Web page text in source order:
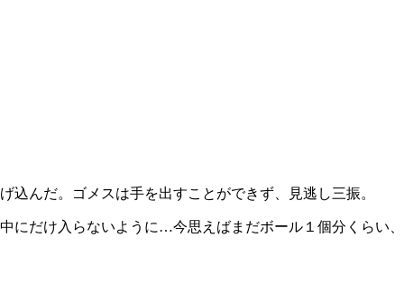
んだ。ゴメスは手を出すことができず、見逃し三振。
にだけ入らないように…今思えばまだボール１個分くらい、